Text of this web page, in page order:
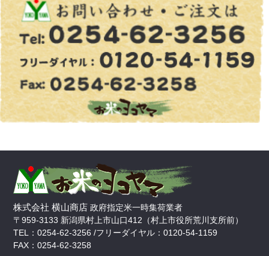
株式会社 横山商店 政府指定米一時集荷業者
〒959-3133 新潟県村上市山口412（村上市役所荒川支所前）
TEL：0254-62-3256 /フリーダイヤル：0120-54-1159
FAX：0254-62-3258